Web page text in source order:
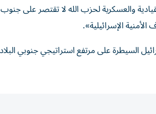
والعسكرية لحزب الله لا تقتصر على
الإسرائيلية».
السيطرة على مرتفع استراتيجي جنوبي